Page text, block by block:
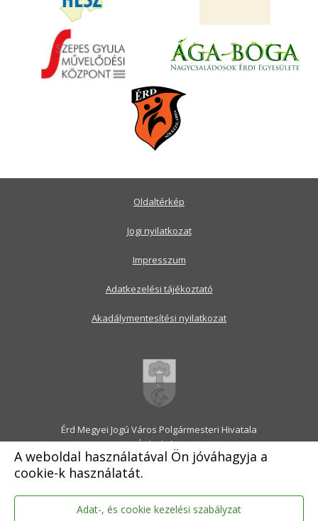
A weboldal használatával Ön jóváhagyja a
cookie-k használatát.
Adat-, és cookie kezelési szabályzat
Érd Megyei Jogú Város Polgármesteri Hivatala
2030 Érd, Alsó utca 1.
Levélcím: 2031 Érd, Pf.: 31
E-mail:onkormanyzat@erd.hu
Telefonközpont:06-23-522-300
Ügyfélszolgálat:06-23-522-301
Oldaltérkép
Jogi nyilatkozat
Impresszum
Adatkezelési tájékoztató
Akadálymentesítési nyilatkozat